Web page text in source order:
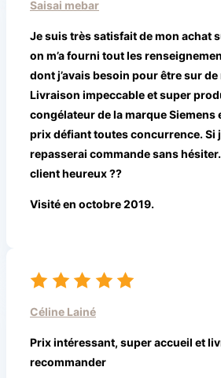
Saisai mebar
Je suis très satisfait de mon achat
on m’a fourni tout les
dont j’avais besoin pour être sur
Livraison impeccable et super
congélateur de la marque Siemens
prix défiant toutes concurrence. Si
repasserai commande sans
client heureux ??
Visité en octobre 2019.
Céline Lainé
Prix intéressant, super accueil et
recommander